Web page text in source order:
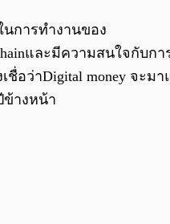
การทำงานของ
และมีความสนใจกับก
ชื่อว่าDigital money จะม
ข้างหน้า